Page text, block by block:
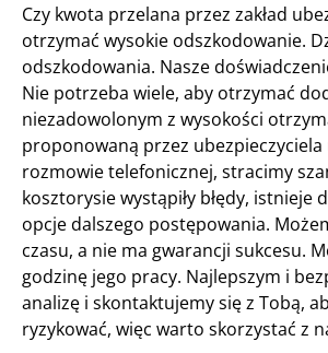
Czy kwota przelana przez zakład
otrzymać wysokie odszkodowanie.
odszkodowania. Nasze
Nie potrzeba wiele, aby otrzymać
niezadowolonym z wysokości
proponowaną przez
rozmowie telefonicznej, stracimy
kosztorysie wystąpiły błędy,
opcje dalszego postępowania.
czasu, a nie ma gwarancji sukcesu.
godzinę jego pracy. Najlepszym i
analizę i skontaktujemy się z Tobą,
ryzykować, więc warto skorzystać z